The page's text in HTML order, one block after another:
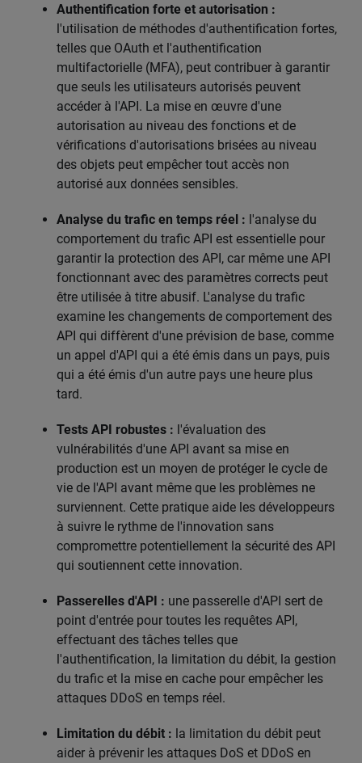
Authentification forte et autorisation :
l'utilisation de méthodes d'authentification fortes,
telles que OAuth et l'authentification
multifactorielle (MFA), peut contribuer à garantir
que seuls les utilisateurs autorisés peuvent
accéder à l'API. La mise en œuvre d'une
autorisation au niveau des fonctions et de
vérifications d'autorisations brisées au niveau
des objets peut empêcher tout accès non
autorisé aux données sensibles.
Analyse du trafic en temps réel : l'analyse du
comportement du trafic API est essentielle pour
garantir la protection des API, car même une API
fonctionnant avec des paramètres corrects peut
être utilisée à titre abusif. L'analyse du trafic
examine les changements de comportement des
API qui diffèrent d'une prévision de base, comme
un appel d'API qui a été émis dans un pays, puis
qui a été émis d'un autre pays une heure plus
tard.
Tests API robustes : l'évaluation des
vulnérabilités d'une API avant sa mise en
production est un moyen de protéger le cycle de
vie de l'API avant même que les problèmes ne
surviennent. Cette pratique aide les développeurs
à suivre le rythme de l'innovation sans
compromettre potentiellement la sécurité des API
qui soutiennent cette innovation.
Passerelles d'API : une passerelle d'API sert de
point d'entrée pour toutes les requêtes API,
effectuant des tâches telles que
l'authentification, la limitation du débit, la gestion
du trafic et la mise en cache pour empêcher les
attaques DDoS en temps réel.
Limitation du débit : la limitation du débit peut
aider à prévenir les attaques DoS et DDoS en